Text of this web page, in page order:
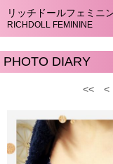
リッチドールフェミニ
RICHDOLL FEMININE
PHOTO DIARY
<< <